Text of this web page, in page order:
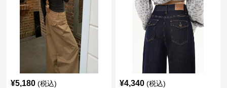
¥5,180 (税込) ¥4,340 (税込)